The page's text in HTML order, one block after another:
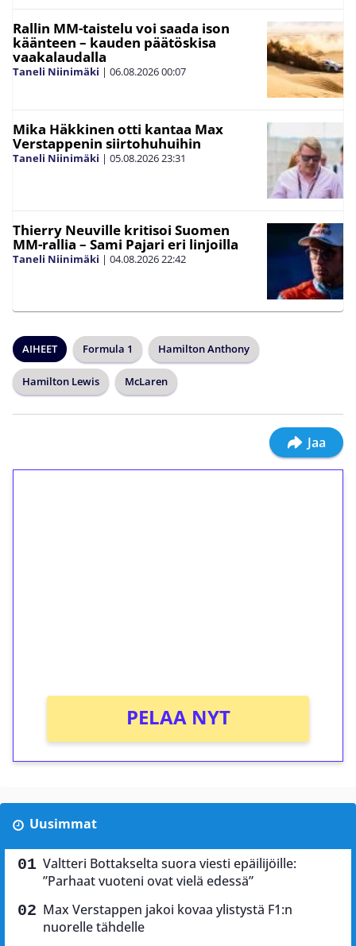
Rallin MM-taistelu voi saada ison
käänteen – kauden päätöskisa
vaakalaudalla
Taneli Niinimäki | 06.08.202600:07
Mika Häkkinen otti kantaa Max
Verstappenin siirtohuhuihin
Taneli Niinimäki | 05.08.202623:31
Thierry Neuville kritisoi Suomen
MM-rallia – Sami Pajari eri linjoilla
Taneli Niinimäki | 04.08.202622:42
AIHEET Formula 1 Hamilton Anthony
Hamilton Lewis McLaren
Jaa
PELAA NYT
Uusimmat
Valtteri Bottakselta suora viesti epäilijöille:
”Parhaat vuoteni ovat vielä edessä”
Max Verstappen jakoi kovaa ylistystä F1:n
nuorelle tähdelle